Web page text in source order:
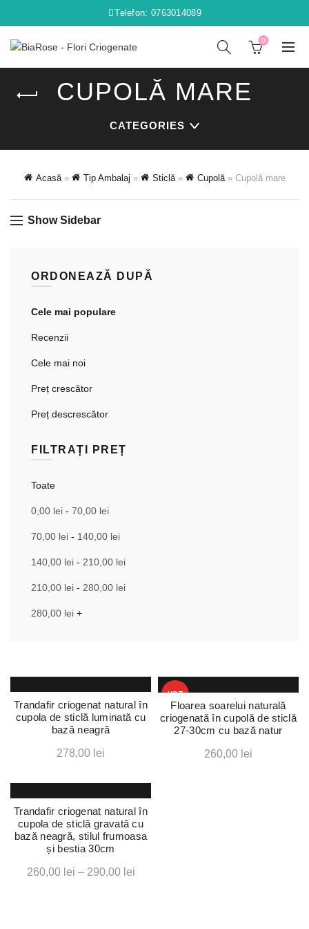
Telefon: 0763014089
0
CUPOLĂ MARE
CATEGORIES
Acasă» Tip Ambalaj » Sticlă» Cupolă» Cupolă mare
Show Sidebar
ORDONEAZĂ DUPĂ
Cele mai populare
Recenzii
Cele mai noi
Preț crescător
Preț descrescător
FILTRAȚI PREȚ
Toate
0,00 lei - 70,00 lei
70,00 lei - 140,00 lei
140,00 lei - 210,00 lei
210,00 lei - 280,00 lei
280,00 lei +
Trandafir criogenat natural în
cupola de sticlă luminată cu
bază neagră
278,00 lei
HOT
Floarea soarelui naturală
criogenată în cupolă de sticlă
27-30cm cu bază natur
260,00 lei
Trandafir criogenat natural în
cupola de sticlă gravată cu
bază neagră, stilul frumoasa
și bestia 30cm
260,00 lei – 290,00 leiInterval